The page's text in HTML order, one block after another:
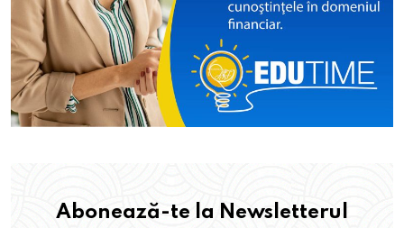
Abonează-te la Newsletterul